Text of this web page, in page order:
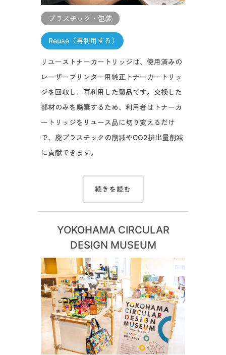
プラスチック・包装
Reuse（再利用する）
リユーストナーカートリッジは、使用済みの
レーザープリンター用純正トナーカートリッ
ジを回収し、再利用した製品です。交換した
部材のみを廃棄するため、利用者はトナーカ
ートリッジをリユース品に切り変えるだけ
で、廃プラスチックの削減やCO2排出量削減
に貢献できます。
続きを読む
YOKOHAMA CIRCULAR
DESIGN MUSEUM